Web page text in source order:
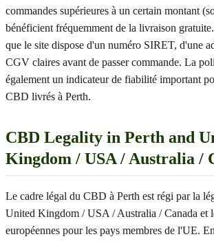
commandes supérieures à un certain montant
bénéficient fréquemment de la livraison
que le site dispose d'un numéro SIRET, d'une
CGV claires avant de passer commande. La
également un indicateur de fiabilité important
CBD livrés à Perth.
CBD Legality in Perth and
Kingdom / USA / Australia /
Le cadre légal du CBD à Perth est régi par la
United Kingdom / USA / Australia / Canada et
européennes pour les pays membres de l'UE.